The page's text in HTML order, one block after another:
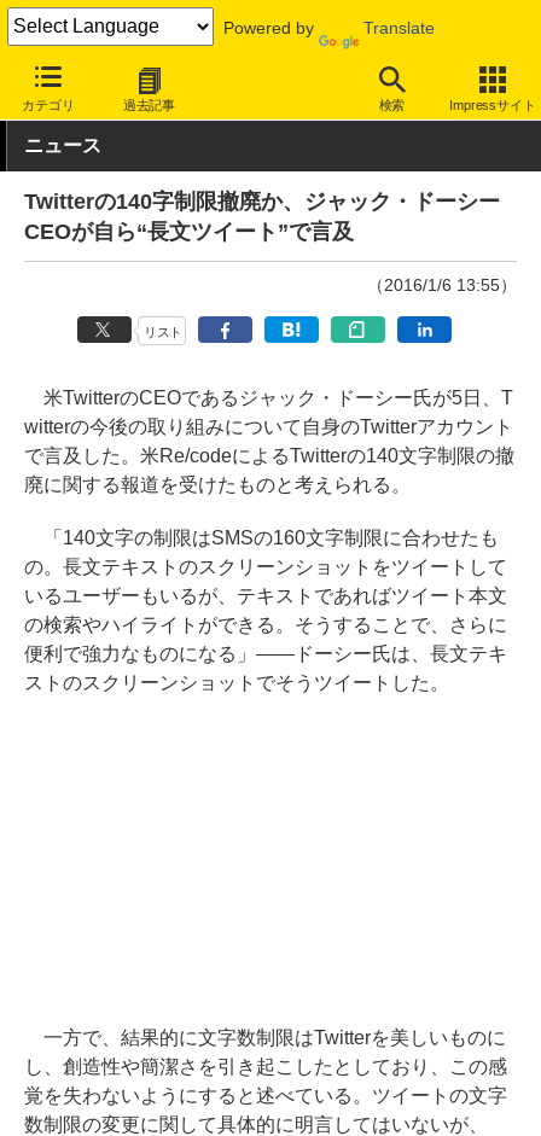
Powered by Translate
カテゴリ 過去記事 検索 Impressサイト
INTERNET Watch サービス/ソフト サービス
ニュース
Twitterの140字制限撤廃か、ジャック・ドーシー
CEOが自ら“長文ツイート”で言及
（2016/1/6 13:55）
リスト
米TwitterのCEOであるジャック・ドーシー氏が5日、T
witterの今後の取り組みについて自身のTwitterアカウント
で言及した。米Re/codeによるTwitterの140文字制限の撤
廃に関する報道を受けたものと考えられる。
「140文字の制限はSMSの160文字制限に合わせたも
の。長文テキストのスクリーンショットをツイートして
いるユーザーもいるが、テキストであればツイート本文
の検索やハイライトができる。そうすることで、さらに
便利で強力なものになる」――ドーシー氏は、長文テキ
ストのスクリーンショットでそうツイートした。
一方で、結果的に文字数制限はTwitterを美しいものに
し、創造性や簡潔さを引き起こしたとしており、この感
覚を失わないようにすると述べている。ツイートの文字
数制限の変更に関して具体的に明言してはいないが、